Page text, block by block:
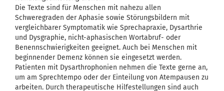
Die Texte sind für Menschen mit nahezu allen
Schweregraden der Aphasie sowie Störungsbildern mit
vergleichbarer Symptomatik wie Sprechapraxie, Dysarthrie
und Dysgraphie, nicht-aphasischen Wortabruf- oder
Benennschwierigkeiten geeignet. Auch bei Menschen mit
beginnender Demenz können sie eingesetzt werden.
Patienten mit Dysarthrophonien nehmen die Texte gerne an,
um am Sprechtempo oder der Einteilung von Atempausen zu
arbeiten. Durch therapeutische Hilfestellungen sind auch